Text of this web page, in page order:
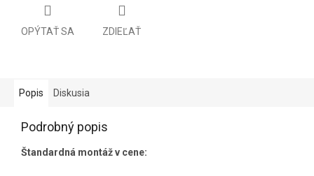
OPÝTAŤ SA ZDIEĽAŤ
Popis Diskusia
Podrobný popis
Štandardná montáž v cene: